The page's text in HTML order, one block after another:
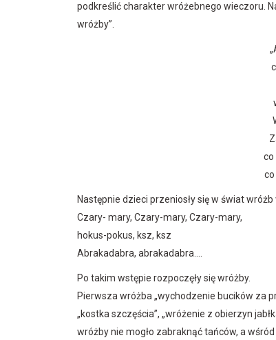
podkreślić charakter wróżebnego wieczoru.
wróżby”.
co
Następnie dzieci przeniosły się w świat
Czary- mary, Czary-mary, Czary-mary,
hokus-pokus, ksz, ksz
Abrakadabra, abrakadabra….
Po takim wstępie rozpoczęły się wróżby.
Pierwsza wróżba „wychodzenie bucików za
„kostka szczęścia”, „wróżenie z obierzyn
wróżby nie mogło zabraknąć tańców, a